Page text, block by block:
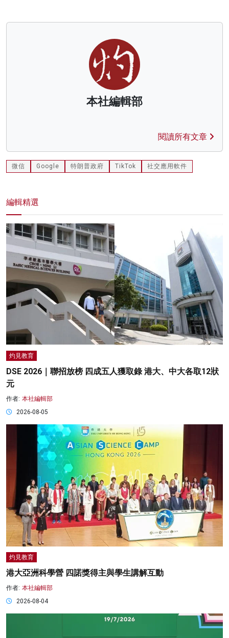
本社編輯部
閱讀所有文章
微信 Google 特朗普政府 TikTok 社交應用軟件
編輯精選
灼見教育
DSE 2026｜聯招放榜 四成五人獲取錄 港大、中大各取12狀
元
作者: 本社編輯部
2026-08-05
灼見教育
港大亞洲科學營 四諾獎得主與學生講解互動
作者: 本社編輯部
2026-08-04